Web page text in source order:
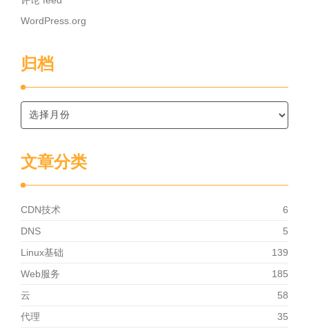
WordPress.org
归档
文章分类
CDN技术
6
DNS
5
Linux基础
139
Web服务
185
云
58
代理
35